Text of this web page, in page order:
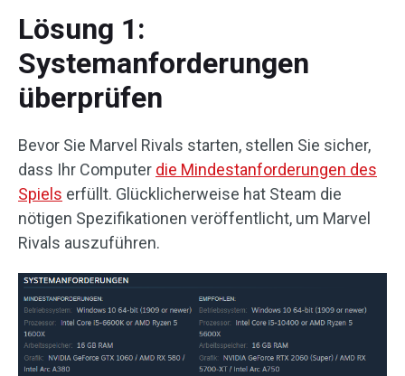
Lösung 1:
Systemanforderungen
überprüfen
Bevor Sie Marvel Rivals starten, stellen Sie sicher,
dass Ihr Computer die Mindestanforderungen des
Spiels erfüllt. Glücklicherweise hat Steam die
nötigen Spezifikationen veröffentlicht, um Marvel
Rivals auszuführen.